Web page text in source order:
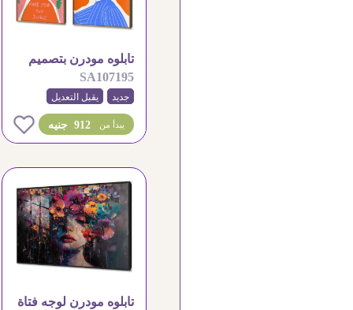
تابلوه مودرن بتصميم
فني معاصر ومميز
SA107195
جديد يقبل التعديل
912 جنيه يبدأ من 0
تابلوه مودرن لوجه فتاة